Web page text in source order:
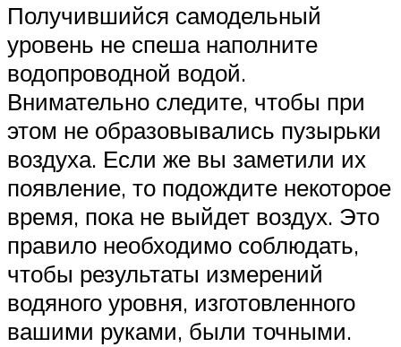
Получившийся самодельный
уровень не спеша наполните
водопроводной водой.
Внимательно следите, чтобы при
этом не образовывались пузырьки
воздуха. Если же вы заметили их
появление, то подождите некоторое
время, пока не выйдет воздух. Это
правило необходимо соблюдать,
чтобы результаты измерений
водяного уровня, изготовленного
вашими руками, были точными.